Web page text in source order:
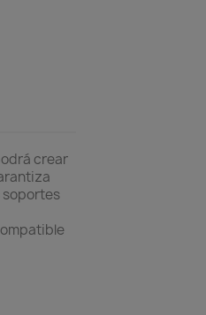
crear
soportes